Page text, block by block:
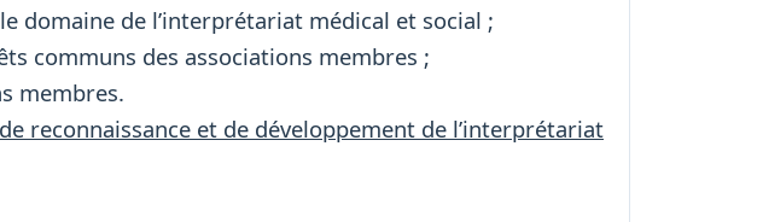
domaine de l’interprétariat médical et social ;
communs des associations membres ;
membres.
reconnaissance et de développement de l’interprétariat